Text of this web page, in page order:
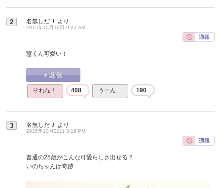
2 名無しだＪ より
2015年10月19日 9:22 AM
慧くん可愛い！
それな！ 408 うーん… 190
3 名無しだＪ より
2015年10月22日 3:16 PM
普通の25歳がこんな可愛らしさ出せる？
いのちゃんは奇跡